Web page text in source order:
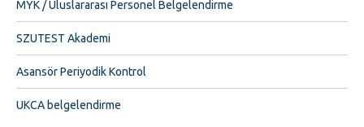
MYK / Uluslararası Personel Belgelendirme
SZUTEST Akademi
Asansör Periyodik Kontrol
UKCA belgelendirme